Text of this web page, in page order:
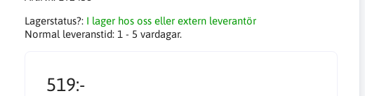
Lagerstatus?: I lager hos oss eller extern leverantör
Normal leveranstid: 1 - 5 vardagar.
519:-